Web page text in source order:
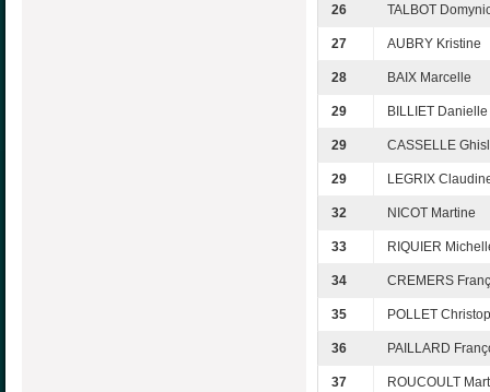
26 TALBOT
27 AUBRY Kristine
28 BAIX Marcelle
29 BILLIET Danielle
29 CASSELLE
29 LEGRIX
32 NICOT Martine
33 RIQUIER
34 CREMERS
35 POLLET
36 PAILLARD
37 ROUCOULT